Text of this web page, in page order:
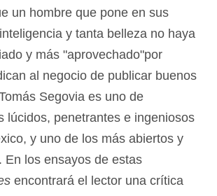
un hombre que pone en sus
y tanta belleza no haya
y más "aprovechado"por
al negocio de publicar buenos
Segovia es uno de
lúcidos, penetrantes e ingeniosos
y uno de los más abiertos y
En los ensayos de estas
encontrará el lector una crítica